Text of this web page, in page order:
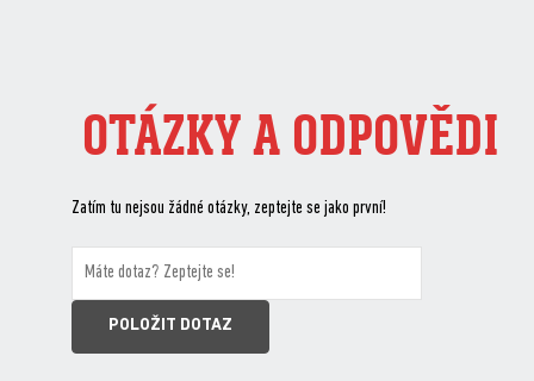
OTÁZKY A ODPOVĚDI
Zatím tu nejsou žádné otázky, zeptejte se jako první!